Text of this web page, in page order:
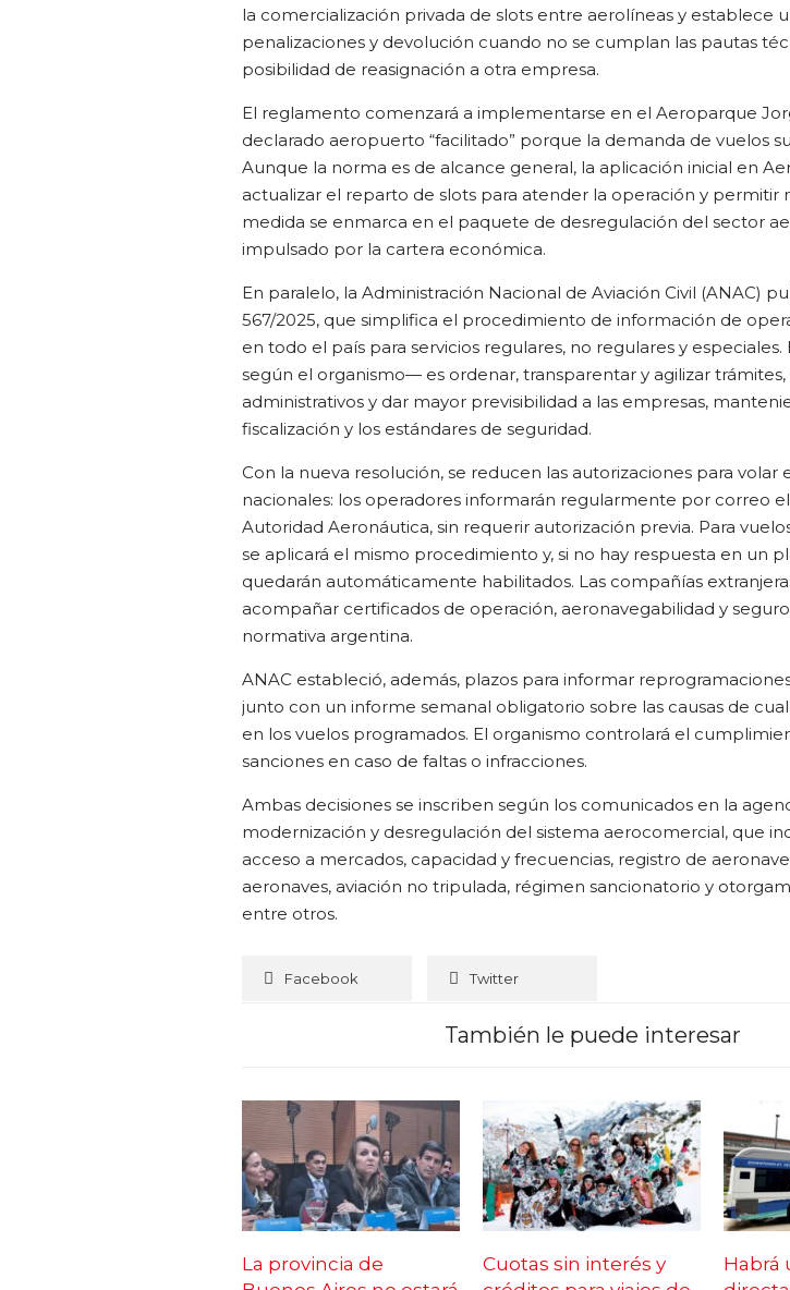
la comercialización privada de slots entre aerolíneas y establece
penalizaciones y devolución cuando no se cumplan las pautas
posibilidad de reasignación a otra empresa.
El reglamento comenzará a implementarse en el Aeroparque
declarado aeropuerto “facilitado” porque la demanda de vuelos
Aunque la norma es de alcance general, la aplicación inicial en
actualizar el reparto de slots para atender la operación y permitir
medida se enmarca en el paquete de desregulación del sector
impulsado por la cartera económica.
En paralelo, la Administración Nacional de Aviación Civil (ANAC)
567/2025, que simplifica el procedimiento de información de
en todo el país para servicios regulares, no regulares y
según el organismo— es ordenar, transparentar y agilizar
administrativos y dar mayor previsibilidad a las empresas,
fiscalización y los estándares de seguridad.
Con la nueva resolución, se reducen las autorizaciones para volar
nacionales: los operadores informarán regularmente por correo
Autoridad Aeronáutica, sin requerir autorización previa. Para
se aplicará el mismo procedimiento y, si no hay respuesta en un
quedarán automáticamente habilitados. Las compañías
acompañar certificados de operación, aeronavegabilidad y
normativa argentina.
ANAC estableció, además, plazos para informar
junto con un informe semanal obligatorio sobre las causas de
en los vuelos programados. El organismo controlará el
sanciones en caso de faltas o infracciones.
Ambas decisiones se inscriben según los comunicados en la
modernización y desregulación del sistema aerocomercial, que
acceso a mercados, capacidad y frecuencias, registro de
aeronaves, aviación no tripulada, régimen sancionatorio y
entre otros.
Facebook Twitter
También le puede interesar
La provincia de
Cuotas sin interés y
Habrá